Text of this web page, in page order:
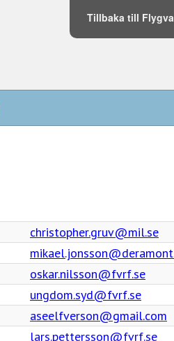
Tillbaka till
christopher.gruv@mil.se
oskar.nilsson@fvrf.se
ungdom.syd@fvrf.se
aseelfverson@gmail.com
lars.pettersson@fvrf.se